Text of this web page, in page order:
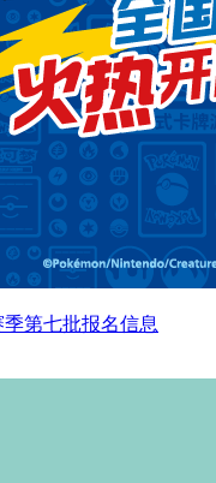
第七批报名信息